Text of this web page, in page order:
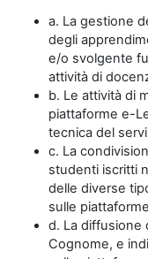
a. La gestione
degli
e/o svolgente
attività di
b. Le attività di
piattaforme e-
tecnica del
c. La
studenti iscritti
delle diverse
sulle
d. La diffusione
Cognome, e